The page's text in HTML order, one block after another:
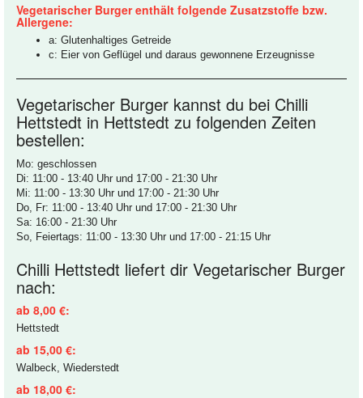
Vegetarischer Burger enthält folgende Zusatzstoffe bzw.
Allergene:
a: Glutenhaltiges Getreide
c: Eier von Geflügel und daraus gewonnene Erzeugnisse
Vegetarischer Burger kannst du bei Chilli
Hettstedt in Hettstedt zu folgenden Zeiten
bestellen:
Mo: geschlossen
Di: 11:00 - 13:40 Uhr und 17:00 - 21:30 Uhr
Mi: 11:00 - 13:30 Uhr und 17:00 - 21:30 Uhr
Do, Fr: 11:00 - 13:40 Uhr und 17:00 - 21:30 Uhr
Sa: 16:00 - 21:30 Uhr
So, Feiertags: 11:00 - 13:30 Uhr und 17:00 - 21:15 Uhr
Chilli Hettstedt liefert dir Vegetarischer Burger
nach:
ab 8,00 €:
Hettstedt
ab 15,00 €:
Walbeck, Wiederstedt
ab 18,00 €: